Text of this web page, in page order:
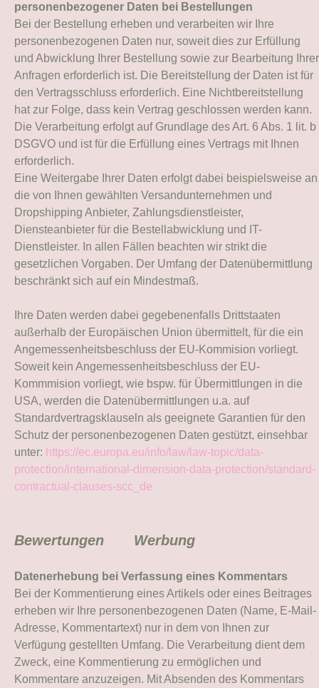
personenbezogener Daten bei Bestellungen
Bei der Bestellung erheben und verarbeiten wir Ihre
personenbezogenen Daten nur, soweit dies zur Erfüllung
und Abwicklung Ihrer Bestellung sowie zur Bearbeitung Ihrer
Anfragen erforderlich ist. Die Bereitstellung der Daten ist für
den Vertragsschluss erforderlich. Eine Nichtbereitstellung
hat zur Folge, dass kein Vertrag geschlossen werden kann.
Die Verarbeitung erfolgt auf Grundlage des Art. 6 Abs. 1 lit. b
DSGVO und ist für die Erfüllung eines Vertrags mit Ihnen
erforderlich.
Eine Weitergabe Ihrer Daten erfolgt dabei beispielsweise an
die von Ihnen gewählten Versandunternehmen und
Dropshipping Anbieter, Zahlungsdienstleister,
Diensteanbieter für die Bestellabwicklung und IT-
Dienstleister. In allen Fällen beachten wir strikt die
gesetzlichen Vorgaben. Der Umfang der Datenübermittlung
beschränkt sich auf ein Mindestmaß.
Ihre Daten werden dabei gegebenenfalls Drittstaaten
außerhalb der Europäischen Union übermittelt, für die ein
Angemessenheitsbeschluss der EU-Kommision vorliegt.
Soweit kein Angemessenheitsbeschluss der EU-
Kommmision vorliegt, wie bspw. für Übermittlungen in die
USA, werden die Datenübermittlungen u.a. auf
Standardvertragsklauseln als geeignete Garantien für den
Schutz der personenbezogenen Daten gestützt, einsehbar
unter: https://ec.europa.eu/info/law/law-topic/data-
protection/international-dimension-data-protection/standard-
contractual-clauses-scc_de
Bewertungen Werbung
Datenerhebung bei Verfassung eines Kommentars
Bei der Kommentierung eines Artikels oder eines Beitrages
erheben wir Ihre personenbezogenen Daten (Name, E-Mail-
Adresse, Kommentartext) nur in dem von Ihnen zur
Verfügung gestellten Umfang. Die Verarbeitung dient dem
Zweck, eine Kommentierung zu ermöglichen und
Kommentare anzuzeigen. Mit Absenden des Kommentars